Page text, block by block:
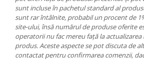
sunt incluse în pachetul standard al
sunt rar întâlnite, probabil un procent de
site-ului, însă numărul de produse oferite
operatorii nu fac mereu față la
produs. Aceste aspecte se pot discuta de
contactat pentru confirmarea comenzii,